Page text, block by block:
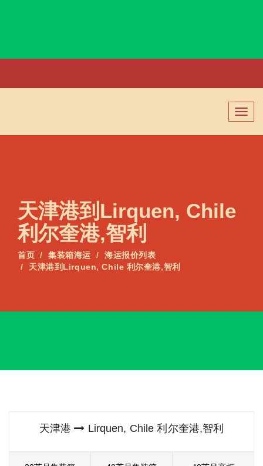
切
换
导
天津港到Lirquen, Chile
利尔奎港,智利
首页 集装箱海运
海运报价列表
天津港到Lirquen, Chile 利尔奎港,智利
天津港 Lirquen, Chile 利尔奎港,智利